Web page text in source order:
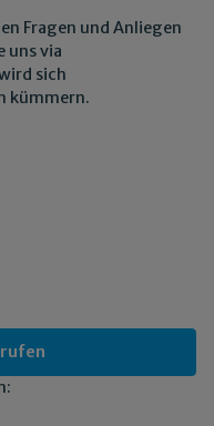
Fragen und Anliegen
uns via
sich
kümmern.